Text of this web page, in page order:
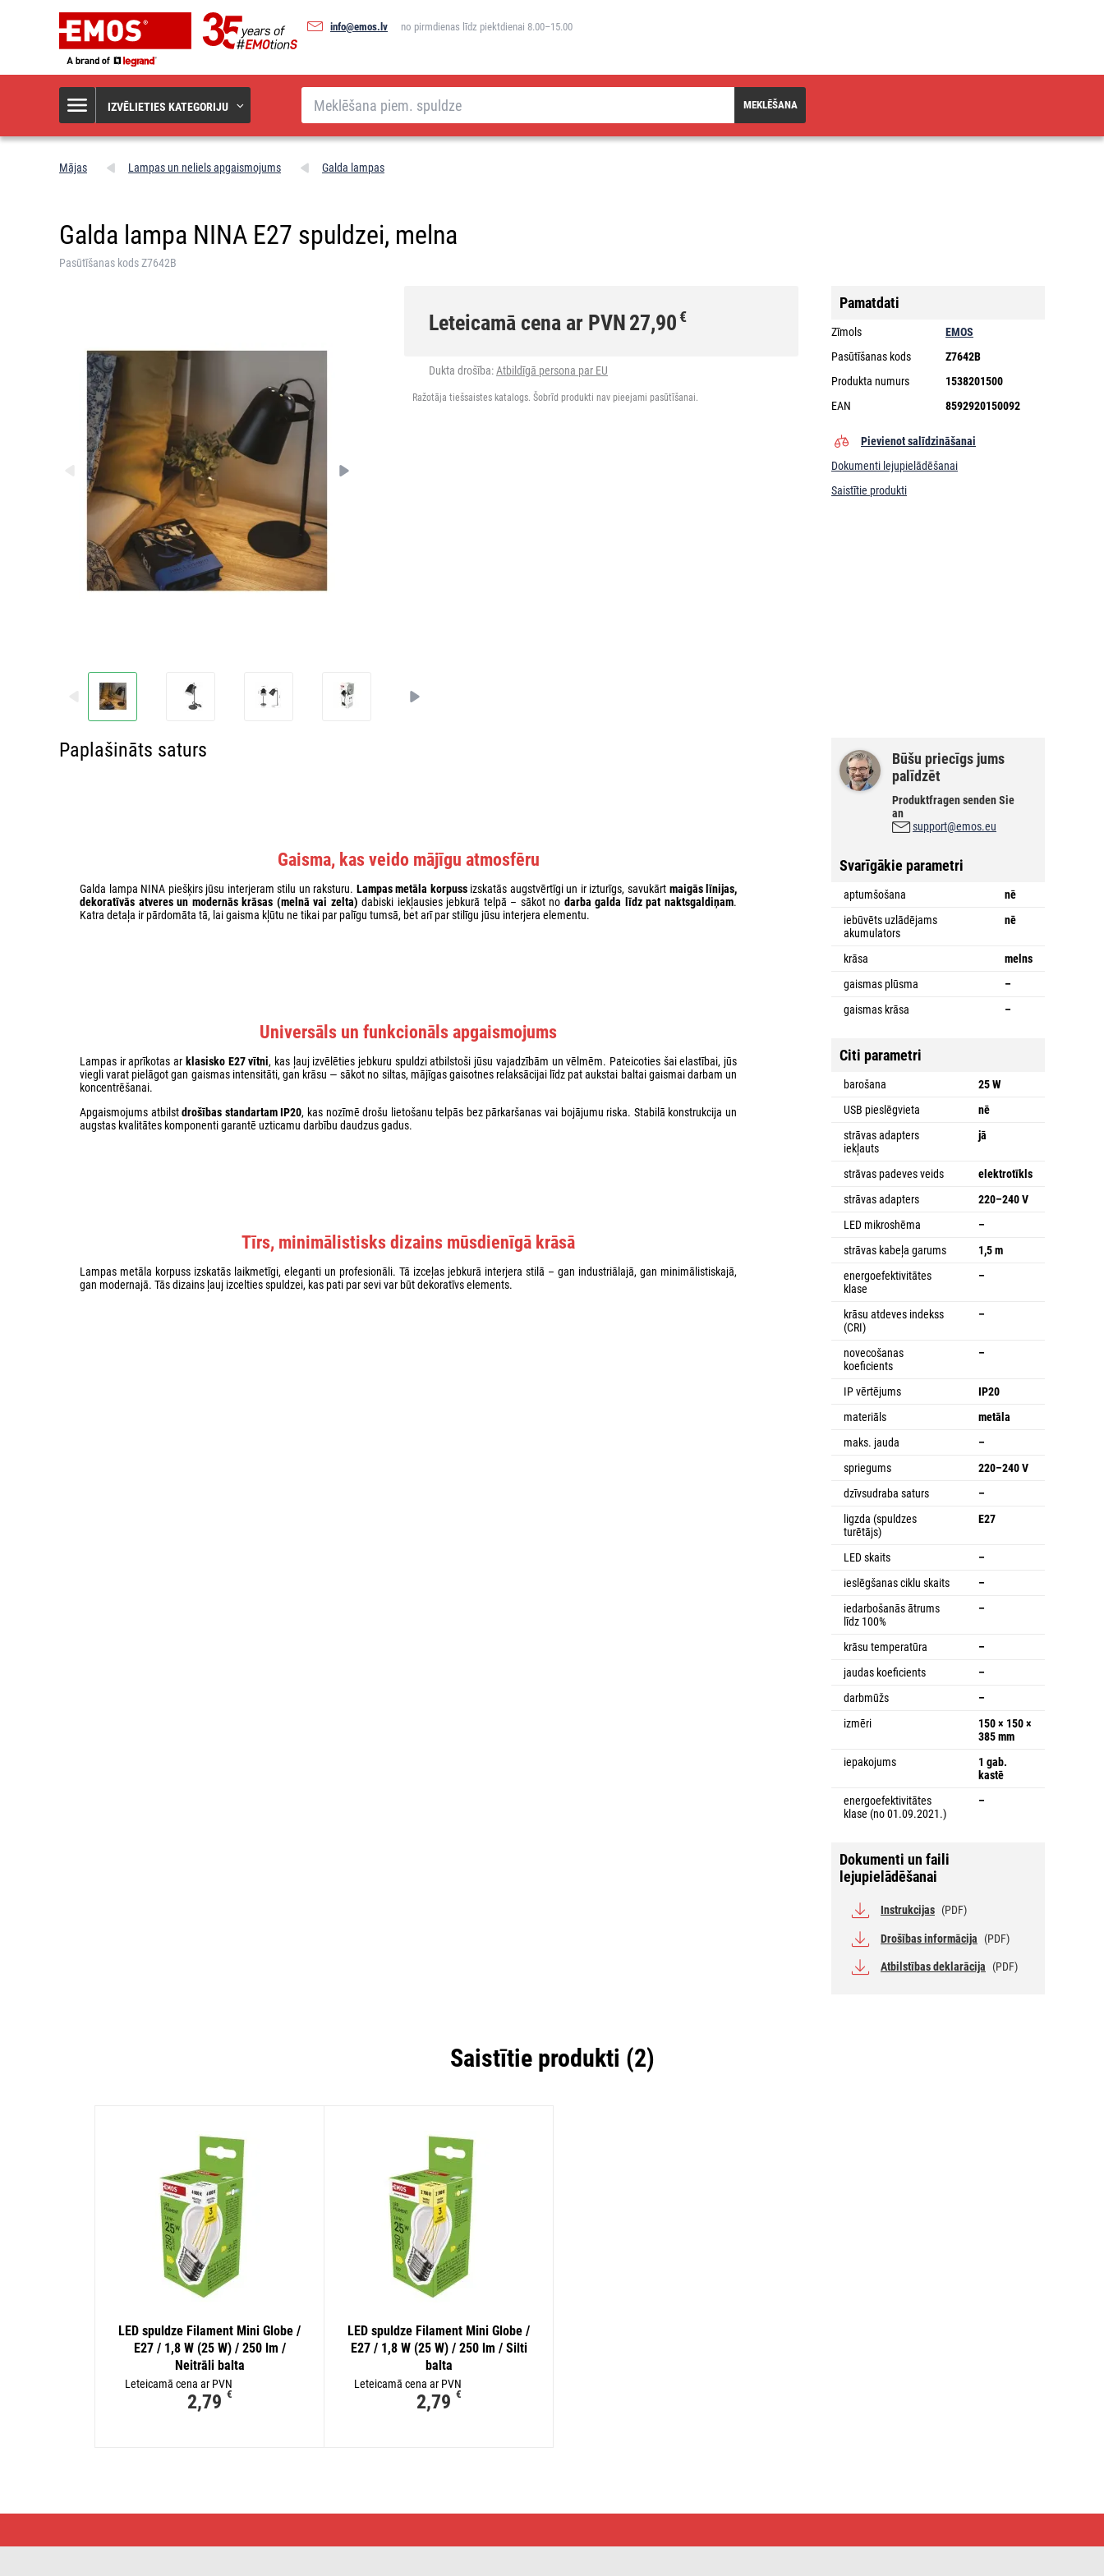
info@emos.lv no pirmdienas līdz piektdienai 8.00–15.00
IZVĒLIETIES KATEGORIJU
Meklēšana
MEKLĒŠANA
Mājas Lampas un neliels apgaismojums Galda lampas
Galda lampa NINA E27 spuldzei, melna
Pasūtīšanas kods Z7642B
Leteicamā cena ar PVN 27,90€
Dukta drošība:Atbildīgā persona par EU
Ražotāja tiešsaistes katalogs. Šobrīd produkti nav pieejami pasūtīšanai.
Pamatdati
Zīmols
EMOS
Pasūtīšanas kods
Z7642B
Produkta numurs
1538201500
EAN
8592920150092
Pievienot salīdzināšanai
Dokumenti lejupielādēšanai
Saistītie produkti
Paplašināts saturs
Gaisma, kas veido mājīgu atmosfēru
Galda lampa NINA piešķirs jūsu interjeram stilu un raksturu. Lampas metāla korpussizskatās augstvērtīgi un ir izturīgs, savukārt maigās līnijas,
dekoratīvās atveres un modernās krāsas (melnā vai zelta) dabiski iekļausies jebkurā telpā – sākot no darba galda līdz pat naktsgaldiņam.
Katra detaļa ir pārdomāta tā, lai gaisma kļūtu ne tikai par palīgu tumsā, bet arī par stilīgu jūsu interjera elementu.
Universāls un funkcionāls apgaismojums
Lampas ir aprīkotas ar klasisko E27 vītni, kas ļauj izvēlēties jebkuru spuldzi atbilstoši jūsu vajadzībām un vēlmēm. Pateicoties šai elastībai, jūs
viegli varat pielāgot gan gaismas intensitāti, gan krāsu — sākot no siltas, mājīgas gaisotnes relaksācijai līdz pat aukstai baltai gaismai darbam un
koncentrēšanai.
Apgaismojums atbilstdrošības standartam IP20, kas nozīmē drošu lietošanu telpās bez pārkaršanas vai bojājumu riska. Stabilā konstrukcija un
augstas kvalitātes komponenti garantē uzticamu darbību daudzus gadus.
Tīrs, minimālistisks dizains mūsdienīgā krāsā
Lampas metāla korpuss izskatās laikmetīgi, eleganti un profesionāli. Tā izceļas jebkurā interjera stilā – gan industriālajā, gan minimālistiskajā,
gan modernajā. Tās dizains ļauj izcelties spuldzei, kas pati par sevi var būt dekoratīvs elements.
Būšu priecīgs jums
palīdzēt
Produktfragen senden Sie
an
support@emos.eu
Svarīgākie parametri
aptumšošana
nē
iebūvēts uzlādējams
akumulators
nē
krāsa
melns
gaismas plūsma
–
gaismas krāsa
–
Citi parametri
barošana
25 W
USB pieslēgvieta
nē
strāvas adapters
iekļauts
jā
strāvas padeves veids
elektrotīkls
strāvas adapters
220–240 V
LED mikroshēma
–
strāvas kabeļa garums
1,5 m
energoefektivitātes
klase
–
krāsu atdeves indekss
(CRI)
–
novecošanas
koeficients
–
IP vērtējums
IP20
materiāls
metāla
maks. jauda
–
spriegums
220–240 V
dzīvsudraba saturs
–
ligzda (spuldzes
turētājs)
E27
LED skaits
–
ieslēgšanas ciklu skaits
–
iedarbošanās ātrums
līdz 100%
–
krāsu temperatūra
–
jaudas koeficients
–
darbmūžs
–
izmēri
150 × 150 ×
385 mm
iepakojums
1 gab.
kastē
energoefektivitātes
klase (no 01.09.2021.)
–
Dokumenti un faili
lejupielādēšanai
Instrukcijas (PDF)
Drošības informācija (PDF)
Atbilstības deklarācija (PDF)
Saistītie produkti (2)
LED spuldze Filament Mini Globe /
E27 / 1,8 W (25 W) / 250 lm /
Neitrāli balta
Leteicamā cena ar PVN
2,79 €
LED spuldze Filament Mini Globe /
E27 / 1,8 W (25 W) / 250 lm / Silti
balta
Leteicamā cena ar PVN
2,79 €
NINA